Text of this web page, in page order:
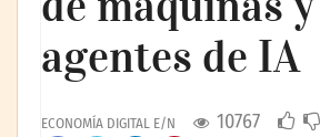
agentes de IA
ECONOMÍA DIGITAL E/N 10767